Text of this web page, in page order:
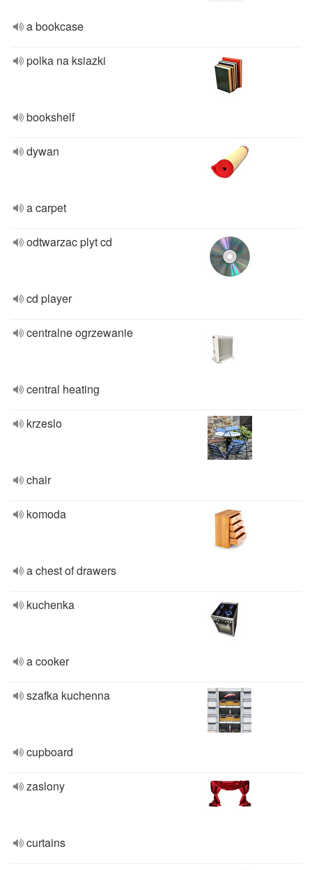
a bookcase
polka na ksiazki
bookshelf
dywan
a carpet
odtwarzac plyt cd
cd player
centralne ogrzewanie
central heating
krzeslo
chair
komoda
a chest of drawers
kuchenka
a cooker
szafka kuchenna
cupboard
zaslony
curtains